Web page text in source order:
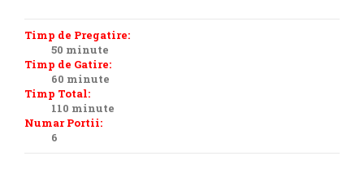
Timp de Pregatire:
50 minute
Timp de Gatire:
60 minute
Timp Total:
110 minute
Numar Portii:
6